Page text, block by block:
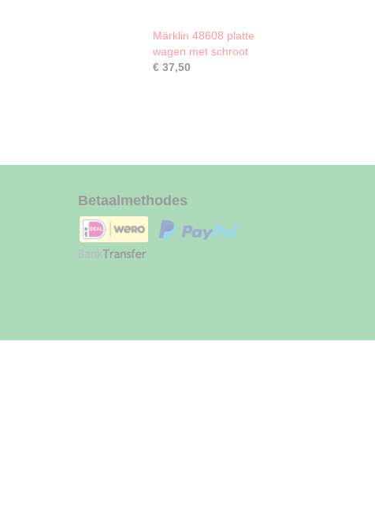
Märklin 48608 platte
wagen met schroot
€ 37,50
Betaalmethodes